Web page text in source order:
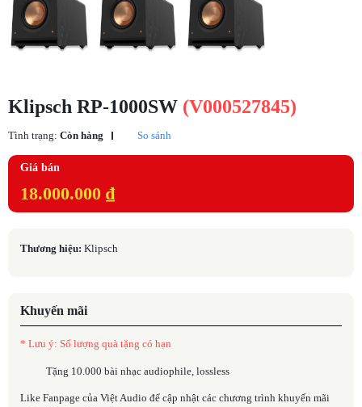
Klipsch RP-1000SW (V000527845)
Tình trạng: Còn hàng So sánh
Giá bán
18.000.000 ₫
Thương hiệu: Klipsch
Khuyến mãi
* Lưu ý: Số lượng quà tặng có hạn
Tặng 10.000 bài nhạc audiophile, lossless
Like Fanpage của Việt Audio để cập nhật các chương trình khuyến mãi